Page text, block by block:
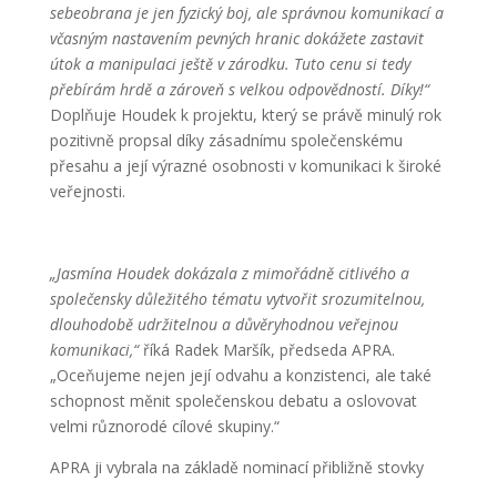
sebeobrana je jen fyzický boj, ale správnou komunikací a
včasným nastavením pevných hranic dokážete zastavit
útok a manipulaci ještě v zárodku. Tuto cenu si tedy
přebírám hrdě a zároveň s velkou odpovědností. Díky!“
Doplňuje Houdek k projektu, který se právě minulý rok
pozitivně propsal díky zásadnímu společenskému
přesahu a její výrazné osobnosti v komunikaci k široké
veřejnosti.
„Jasmína Houdek dokázala z mimořádně citlivého a
společensky důležitého tématu vytvořit srozumitelnou,
dlouhodobě udržitelnou a důvěryhodnou veřejnou
komunikaci,“říká Radek Maršík, předseda APRA.
„Oceňujeme nejen její odvahu a konzistenci, ale také
schopnost měnit společenskou debatu a oslovovat
velmi různorodé cílové skupiny.“
APRA ji vybrala na základě nominací přibližně stovky